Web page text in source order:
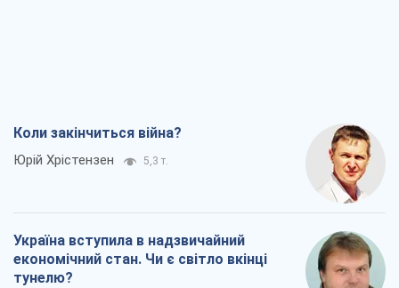
Коли закінчиться війна?
Юрій Хрістензен 5,3 т.
Україна вступила в надзвичайний
економічний стан. Чи є світло вкінці
тунелю?